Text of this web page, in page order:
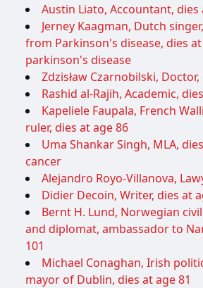
Austin Liato, Accountant, dies
Jerney Kaagman, Dutch
from Parkinson's disease, dies
parkinson's disease
Zdzisław Czarnobilski, Doctor,
Rashid al-Rajih, Academic,
Kapeliele Faupala, French
ruler, dies at age 86
Uma Shankar Singh, MLA,
cancer
Alejandro Royo-Villanova,
Didier Decoin, Writer, dies at
Bernt H. Lund, Norwegian
and diplomat, ambassador to
101
Michael Conaghan, Irish
mayor of Dublin, dies at age 81